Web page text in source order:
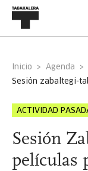
Inicio Agenda
sesión zabaltegi-
ACTIVIDAD
Sesión
películas